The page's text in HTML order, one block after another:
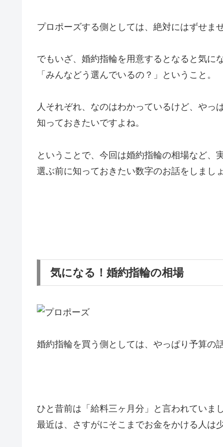
プロポーズする側としては、絶対にはずせま
でもいざ、婚約指輪を用意するとなると気に
「みんなどう選んでいるの？」ということ。
人それぞれ、なのはわかっているけど、やっ
知っておきたいですよね。
ということで、今回は婚約指輪の相場など、
選ぶ前に知っておきたい数字のお話をしまし
気になる！婚約指輪の相場
婚約指輪を買う側としては、やっぱり予算の
ひと昔前は「給料三ヶ月分」と言われていま
最近は、さすがにそこまでお金をかける人は